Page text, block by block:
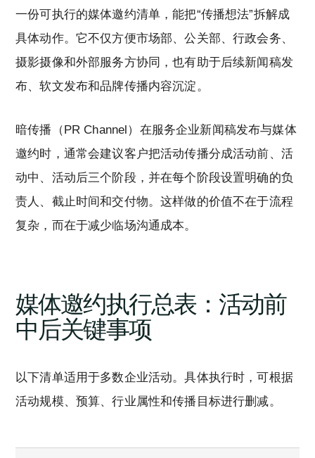
一份可执行的媒体邀约清单，能把“传播想法”拆解成
具体动作。它不仅方便市场部、公关部、行政会务、
摄影摄像和外部服务方协同，也有助于后续新闻稿发
布、软文发布和品牌传播内容沉淀。
暗传播（PR Channel）在服务企业新闻稿发布与媒体
邀约时，通常会建议客户把活动传播分成活动前、活
动中、活动后三个阶段，并在每个阶段设置明确的负
责人、截止时间和交付物。这样做的价值不在于流程
复杂，而在于减少临场沟通成本。
媒体邀约执行总表：活动前
中后关键事项
以下清单适用于多数企业活动。具体执行时，可根据
活动规模、预算、行业属性和传播目标进行删减。